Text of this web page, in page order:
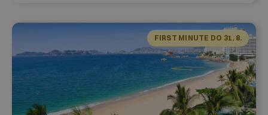
FIRST MINUTE DO 31. 8.